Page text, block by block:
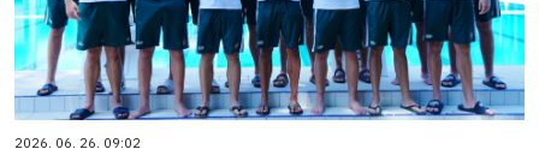
2026. 06. 26. 09:02